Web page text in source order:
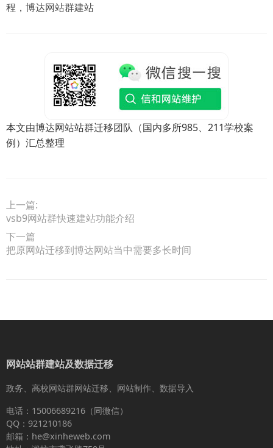
程 ， 博达网站群建站
本文由博达网站站群迁移团队（国内多所985、211学校案
例）汇总整理
上一篇:
vsb9网站群快速建站功能介绍
下一篇
把原网站迁移到博达网站当中需要多长时间
网站站群建站及数据迁移
政务、高校网站群网站迁移、网站制作、数据导入
电话：15006689216（同微信）
QQ：921210186
邮箱：he@xinheweb.com